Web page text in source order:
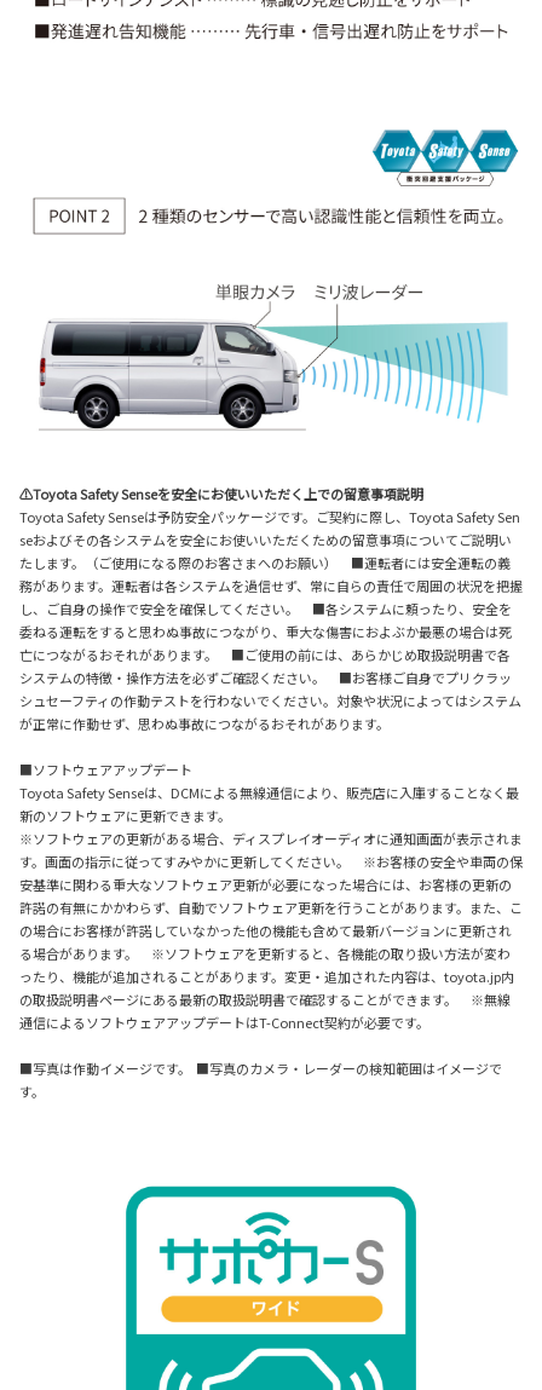
⚠Toyota Safety Senseを安全にお使いいただく上での留意事項説明
Toyota Safety Senseは予防安全パッケージです。ご契約に際し、Toyota Safety Sen
seおよびその各システムを安全にお使いいただくための留意事項についてご説明い
たします。（ご使用になる際のお客さまへのお願い） ■運転者には安全運転の義
務があります。運転者は各システムを過信せず、常に自らの責任で周囲の状況を把握
し、ご自身の操作で安全を確保してください。 ■各システムに頼ったり、安全を
委ねる運転をすると思わぬ事故につながり、重大な傷害におよぶか最悪の場合は死
亡につながるおそれがあります。 ■ご使用の前には、あらかじめ取扱説明書で各
システムの特徴・操作方法を必ずご確認ください。 ■お客様ご自身でプリクラッ
シュセーフティの作動テストを行わないでください。対象や状況によってはシステム
が正常に作動せず、思わぬ事故につながるおそれがあります。
■ソフトウェアアップデート
Toyota Safety Senseは、DCMによる無線通信により、販売店に入庫することなく最
新のソフトウェアに更新できます。
※ソフトウェアの更新がある場合、ディスプレイオーディオに通知画面が表示されま
す。画面の指示に従ってすみやかに更新してください。 ※お客様の安全や車両の保
安基準に関わる重大なソフトウェア更新が必要になった場合には、お客様の更新の
許諾の有無にかかわらず、自動でソフトウェア更新を行うことがあります。また、こ
の場合にお客様が許諾していなかった他の機能も含めて最新バージョンに更新され
る場合があります。 ※ソフトウェアを更新すると、各機能の取り扱い方法が変わ
ったり、機能が追加されることがあります。変更・追加された内容は、toyota.jp内
の取扱説明書ページにある最新の取扱説明書で確認することができます。 ※無線
通信によるソフトウェアアップデートはT-Connect契約が必要です。
■写真は作動イメージです。 ■写真のカメラ・レーダーの検知範囲はイメージで
す。